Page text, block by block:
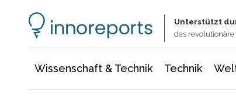
Unterstützt
das
Wissenschaft & Technik Technik